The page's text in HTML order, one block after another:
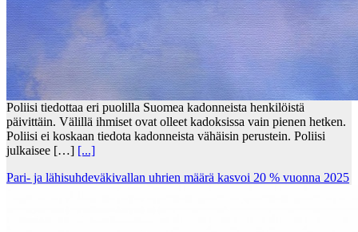
Poliisi tiedottaa eri puolilla Suomea kadonneista henkilöistä
päivittäin. Välillä ihmiset ovat olleet kadoksissa vain pienen hetken.
Poliisi ei koskaan tiedota kadonneista vähäisin perustein. Poliisi
julkaisee […] [...]
Pari- ja lähisuhdeväkivallan uhrien määrä kasvoi 20 % vuonna 2025